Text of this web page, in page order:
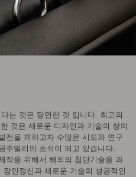
는 것은 당연한 것 입니다. 최고의
것은 새로운 디자인과 기술의 창의
전을 꾀하고자 수많은 시도와 연구
주얼리의 초석이 되고 있습니다.
작을 위해서 해외의 첨단기술을 과
인정신과 새로운 기술의 성공적인